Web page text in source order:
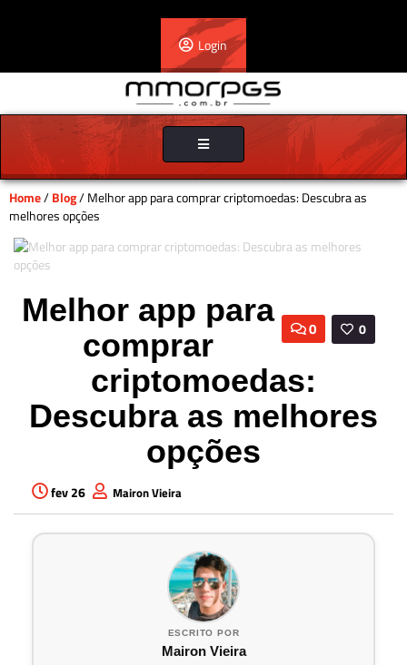
Login
Toggle
navigation
Home/Blog/ Melhor app para comprar criptomoedas: Descubra as
melhores opções
0
0
Melhor app para
comprar
criptomoedas:
Descubra as melhores
opções
fev 26 Mairon Vieira
ESCRITO POR
Mairon Vieira